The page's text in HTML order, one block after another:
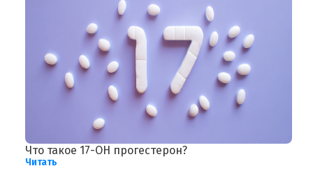
Что такое 17-ОН прогестерон?
Читать